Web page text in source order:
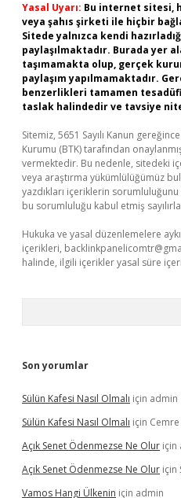
Yasal Uyarı: Bu internet sitesi,
veya şahıs şirketi ile hiçbir
Sitede yalnızca kendi
paylaşılmaktadır. Burada yer
taşımamakta olup, gerçek
paylaşım yapılmamaktadır.
benzerlikleri tamamen
taslak halindedir ve tavsiye
Sitemiz, 5651 Sayılı Kanun
Kurumu (BTK) tarafından
vermektedir. Bu nedenle, sitedeki
veya araştırma yükümlülüğümüz
yazdıkları içeriklerin
bu sorumluluğu kabul etmiş
Hukuka ve yasal düzenlemelere
içerikleri,
halinde, ilgili içerikler yasal süre
Son yorumlar
Sülün Kafesi Nasıl Olmalı için admin
Sülün Kafesi Nasıl Olmalı için Cemre
Açık Senet Ödenmezse Ne Olur için
Açık Senet Ödenmezse Ne Olur için
Vamos Hangi Ülkenin için admin